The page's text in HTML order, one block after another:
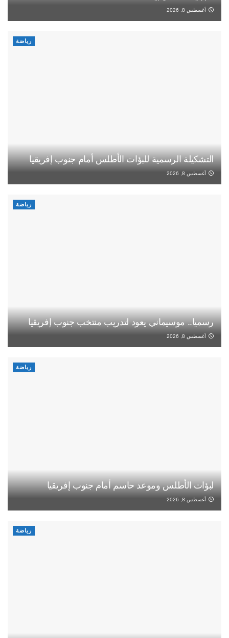
أغسطس 8, 2026
رياضة
التشكيلة الرسمية للبؤات الأطلس أمام جنوب إفريقيا
أغسطس 8, 2026
رياضة
رسميا.. موسيماني يعود لتدريب منتخب جنوب إفريقيا
أغسطس 8, 2026
رياضة
لبؤات الأطلس وموعد حاسم أمام جنوب إفريقيا
أغسطس 8, 2026
رياضة